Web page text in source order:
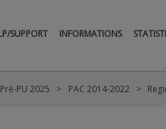
SUPPORT INFORMATIONS
Pré-PU 2025 PAC 2014-2022